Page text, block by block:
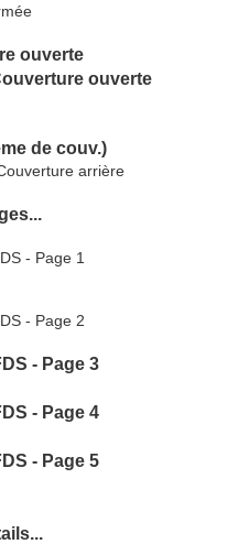
ouverte
de couv.)